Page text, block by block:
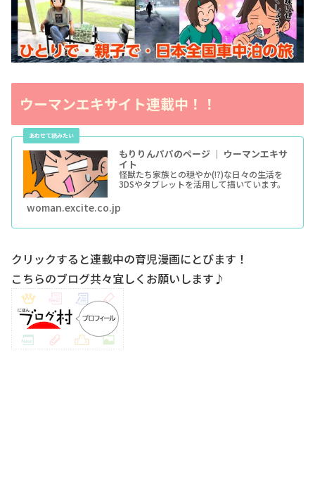
ウーマンエキサイト連載中！！
もりりんパパのページ ｜ ウーマンエキサ
イト
怪獣たち家族との穏やか(!?)な日々の生活を
3DSやタブレットを活用して描いています。
woman.excite.co.jp
クリックすると連載中の育児漫画にとびます！
こちらのブログ共々宜しくお願いします♪